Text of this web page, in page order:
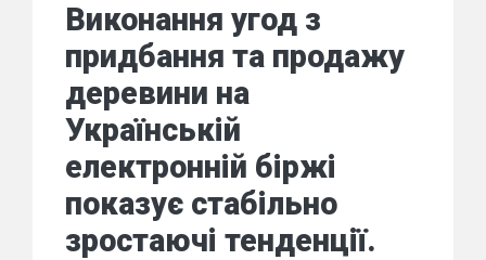
Виконання угод з
придбання та продажу
деревини на
Українській
електронній біржі
показує стабільно
зростаючі тенденції.